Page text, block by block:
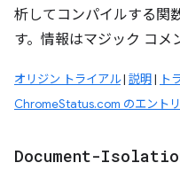
析してコンパイルする関
す。情報はマジック コメ
オリジン トライアル| 説明 | ト
ChromeStatus.com のエントリ
Document-